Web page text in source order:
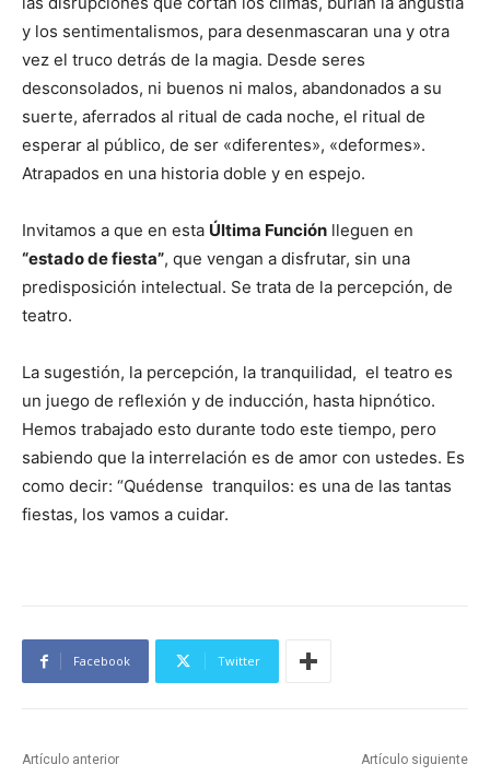
y los sentimentalismos, para desenmascaran una y otra
vez el truco detrás de la magia. Desde seres
desconsolados, ni buenos ni malos, abandonados a su
suerte, aferrados al ritual de cada noche, el ritual de
esperar al público, de ser «diferentes», «deformes».
Atrapados en una historia doble y en espejo.
Invitamos a que en esta Última Función lleguen en
“estado de fiesta”, que vengan a disfrutar, sin una
predisposición intelectual. Se trata de la percepción, de
teatro.
La sugestión, la percepción, la tranquilidad, el teatro es
un juego de reflexión y de inducción, hasta hipnótico.
Hemos trabajado esto durante todo este tiempo, pero
sabiendo que la interrelación es de amor con ustedes. Es
como decir: “Quédense tranquilos: es una de las tantas
fiestas, los vamos a cuidar.
Facebook Twitter
Artículo anterior Artículo siguiente